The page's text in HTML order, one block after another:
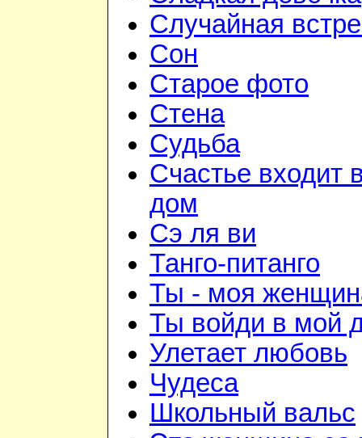
Случайная
Сон
Старое фото
Стена
Судьба
Счастье входит
дом
Сэ ля ви
Танго-питанго
Ты - моя
Ты войди в мой
Улетает любовь
Чудеса
Школьный вальс